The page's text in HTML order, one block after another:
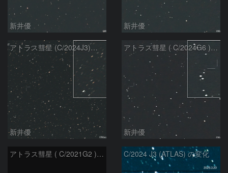
新井優 新井優
アトラス彗星 (C/2024J3)：2026/07/09
新井優
アトラス彗星 ( C/2024G6 )：2026/07/08
新井優
アトラス彗星 ( C/2021G2 )：2026/07/08 C/2024 J3 (ATLAS) の変化